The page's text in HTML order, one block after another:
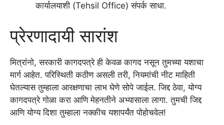
कार्यालयाशी (Tehsil Office) संपर्क साधा.
प्रेरणादायी सारांश
मित्रांनो, सरकारी कागदपत्रे ही केवळ कागद नसून तुमच्या यशाचा
मार्ग आहेत. परिस्थिती कठीण असली तरी, नियमांची नीट माहिती
घेतल्यास तुम्हाला आरक्षणाचा लाभ घेणे सोपे जाईल. जिद्द ठेवा, योग्य
कागदपत्रे गोळा करा आणि मेहनतीने अभ्यासाला लागा. तुमची जिद्द
आणि योग्य दिशा तुम्हाला नक्कीच यशापर्यंत पोहोचवेल!